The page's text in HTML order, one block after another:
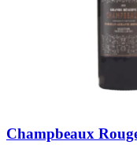
Champbeaux